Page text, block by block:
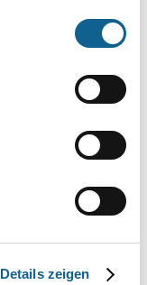
Details zeigen
Ansichten-
Navigation
Liste
Nächste